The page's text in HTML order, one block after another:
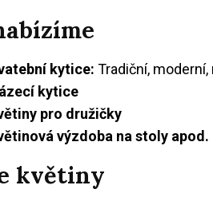
kytice: Tradiční,
kytice
pro družičky
výzdoba na stoly apod.
květiny